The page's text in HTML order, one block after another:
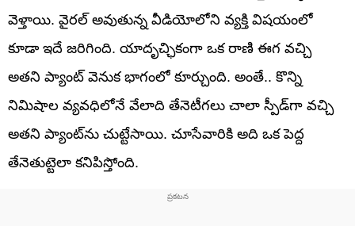
వెళ్తాయి. వైరల్ అవుతున్న వీడియోలోని వ్యక్తి విషయంలో
కూడా ఇదే జరిగింది. యాదృచ్ఛికంగా ఒక రాణి ఈగ వచ్చి
అతని ప్యాంట్ వెనుక భాగంలో కూర్చుంది. అంతే.. కొన్ని
నిమిషాల వ్యవధిలోనే వేలాది తేనెటీగలు చాలా స్పీడ్‌గా వచ్చి
అతని ప్యాంట్‌ను చుట్టేసాయి. చూసేవారికి అది ఒక పెద్ద
తేనెతుట్టెలా కనిపిస్తోంది.